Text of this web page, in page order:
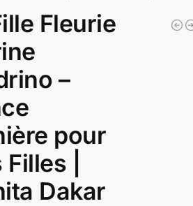
Fleurie
–
pour
|
Dakar